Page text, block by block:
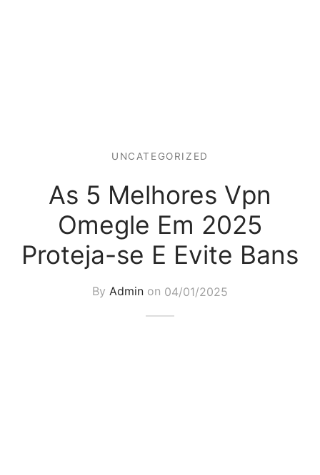
UNCATEGORIZED
As 5 Melhores Vpn
Omegle Em 2025
Proteja-se E Evite Bans
By Admin on 04/01/2025